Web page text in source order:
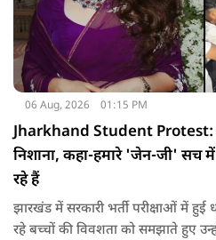
06 Aug, 2026 01:15 PM
Jharkhand Student Protest:
निशाना, कहा-हमारे 'जेन-जी' सच
रहे हैं
झारखंड में सरकारी भर्ती परीक्षाओं में हुई
रहे बच्चों की विवशता को समझाते हुए